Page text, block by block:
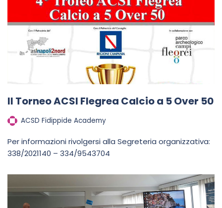
II Torneo ACSI Flegrea Calcio a 5 Over 50
ACSD Fidippide Academy
Per informazioni rivolgersi alla Segreteria organizzativa:
338/2021140 – 334/9543704